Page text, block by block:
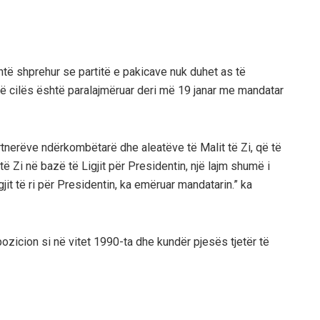
shprehur se partitë e pakicave nuk duhet as të
është paralajmëruar deri më 19 janar me mandatar
ndërkombëtarë dhe aleatëve të Malit të Zi, që të
Zi në bazë të Ligjit për Presidentin, një lajm shumë i
të ri për Presidentin, ka emëruar mandatarin.” ka
si në vitet 1990-ta dhe kundër pjesës tjetër të